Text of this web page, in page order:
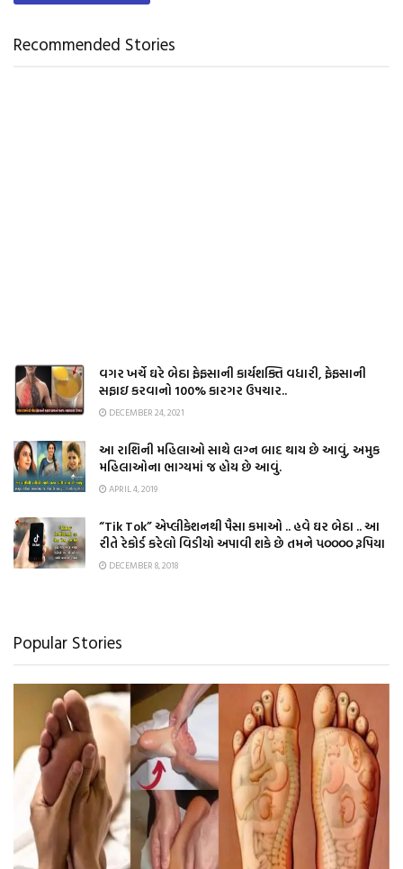
Recommended Stories
વગર ખર્ચે ઘરે બેઠા ફેફસાની કાર્યશક્તિ વધારી, ફેફસાની
સફાઇ કરવાનો 100% કારગર ઉપચાર..
DECEMBER 24, 2021
આ રાશિની મહિલાઓ સાથે લગ્ન બાદ થાય છે આવું, અમુક
મહિલાઓના ભાગ્યમાં જ હોય છે આવું.
APRIL 4, 2019
“Tik Tok” એપ્લીકેશનથી પૈસા કમાઓ .. હવે ઘર બેઠા .. આ
રીતે રેકોર્ડ કરેલો વિડીયો અપાવી શકે છે તમને ૫૦૦૦૦ રૂપિયા
DECEMBER 8, 2018
Popular Stories